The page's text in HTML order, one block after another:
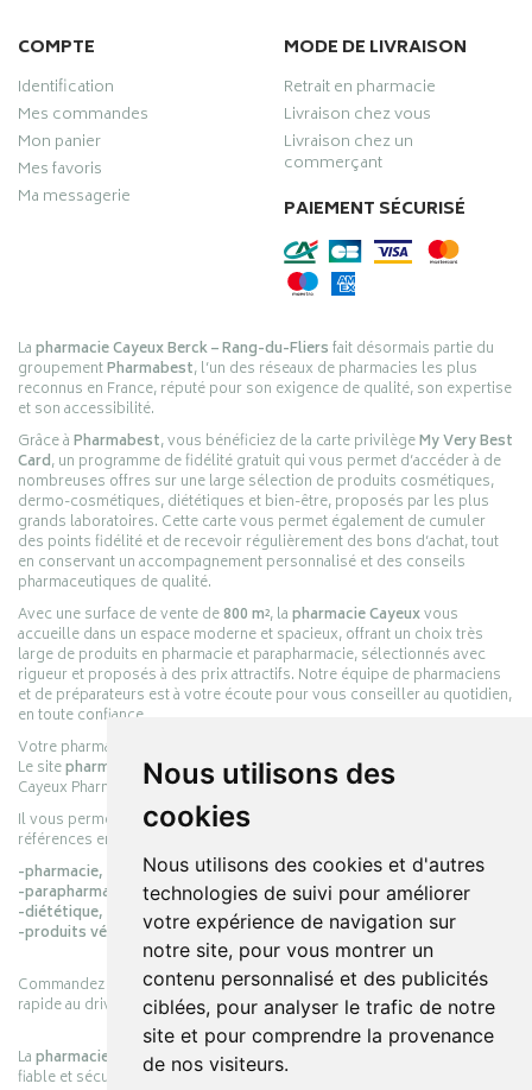
Nous utilisons des
cookies
Nous utilisons des cookies et d'autres
technologies de suivi pour améliorer
votre expérience de navigation sur
notre site, pour vous montrer un
contenu personnalisé et des publicités
ciblées, pour analyser le trafic de notre
site et pour comprendre la provenance
de nos visiteurs.
COMPTE
Identification
Mes commandes
Mon panier
Mes favoris
Ma messagerie
MODE DE LIVRAISON
Retrait en pharmacie
Livraison chez vous
Livraison chez un
commerçant
PAIEMENT SÉCURISÉ
Lapharmacie Cayeux Berck – Rang-du-Fliersfait désormais partie du
groupementPharmabest, l’un des réseaux de pharmacies les plus
reconnus en France, réputé pour son exigence de qualité, son expertise
et son accessibilité.
Grâce àPharmabest, vous bénéficiez de la carte privilègeMy Very Best
Card, un programme de fidélité gratuit qui vous permet d’accéder à de
nombreuses offres sur une large sélection de produits cosmétiques,
dermo-cosmétiques, diététiques et bien-être, proposés par les plus
grands laboratoires. Cette carte vous permet également de cumuler
des points fidélité et de recevoir régulièrement des bons d’achat, tout
en conservant un accompagnement personnalisé et des conseils
pharmaceutiques de qualité.
Avec une surface de vente de800 m², lapharmacie Cayeuxvous
accueille dans un espace moderne et spacieux, offrant un choix très
large de produits en pharmacie et parapharmacie, sélectionnés avec
rigueur et proposés à des prix attractifs. Notre équipe de pharmaciens
et de préparateurs est à votre écoute pour vous conseiller au quotidien,
en toute confiance.
Votre pharmacie en ligne :
Le sitepharmacie-cayeux.frest le prolongement digital de la pharmacie
Cayeux Pharmabest Berck-sur-Mer – Rang-du-Fliers.
Il vous permet de réaliser vos achats en ligne parmi des milliers de
références en :
-pharmacie,
-parapharmacie,
-diététique,
-produits vétérinaires.
Commandez simplement vos produits en ligne et choisissez le retrait
rapide au drive ou la livraison à domicile, en toute simplicité.
Lapharmacie Cayeuxs’engage à vous offrir une expérience pratique,
fiable et sécurisée, en officine comme en ligne, au service de votre